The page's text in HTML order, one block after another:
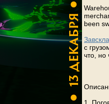
been
с
что, но